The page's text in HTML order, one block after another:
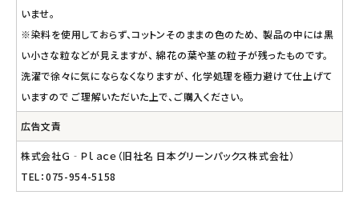
いませ。
※染料を使用しておらず、コットンそのままの色のため、 製品の中には黒
い小さな粒などが見えますが、 綿花の葉や茎の粒子が残ったものです。
洗濯で徐々に気にならなくなりますが、 化学処理を極力避けて仕上げて
いますので ご理解いただいた上で、ご購入ください。
広告文責
株式会社Ｇ‐Ｐｌａｃｅ（旧社名 日本グリーンパックス株式会社）
TEL：075-954-5158